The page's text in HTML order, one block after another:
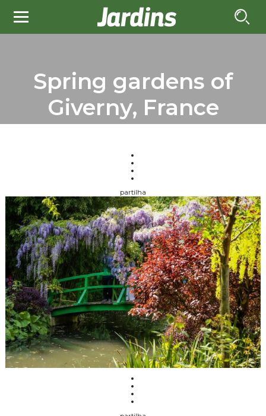
Spring gardens of
Giverny, France
partilha